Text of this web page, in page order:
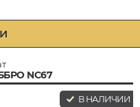
NC67
В НАЛИЧИИ